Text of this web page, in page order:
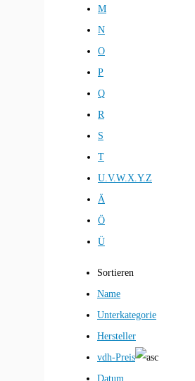
M
N
O
P
Q
R
S
T
U.V.W.X.Y.Z
Ä
Ö
Ü
Sortieren
Name
Unterkategorie
Hersteller
vdh-Preis
Datum